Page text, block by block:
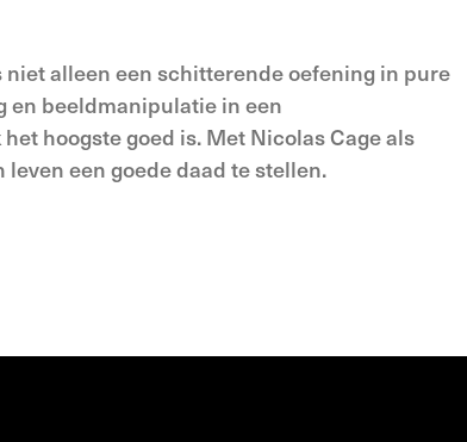
alleen een schitterende oefening in pure
en beeldmanipulatie in een
hoogste goed is. Met Nicolas Cage als
een goede daad te stellen.